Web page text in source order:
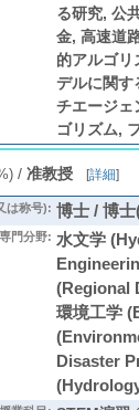
る研究, 公
金, 高速道
的アルゴリ
デルに関す
チエージェ
ゴリズム,
/ 准教授 [詳細]
は称号): 博士 / 博
専門分野: 水文学
(Regional
環境工学
Disaster